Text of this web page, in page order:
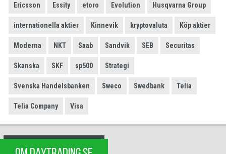
Ericsson Essity etoro Evolution Husqvarna Group
internationella aktier Kinnevik kryptovaluta Köp aktier
Moderna NKT Saab Sandvik SEB Securitas
Skanska SKF sp500 Strategi
Svenska Handelsbanken Sweco Swedbank Telia
Telia Company Visa